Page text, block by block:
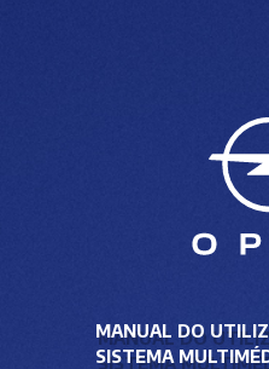
MANUAL DO
SISTEMA